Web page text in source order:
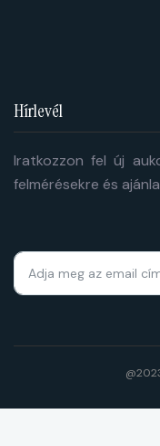
Hírlevél
Iratkozzon fel új
felmérésekre és